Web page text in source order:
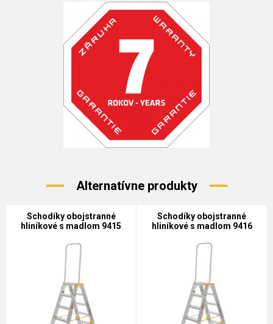
Alternatívne produkty
Schodíky obojstranné
hliníkové s madlom 9415
Schodíky obojstranné
hliníkové s madlom 9416